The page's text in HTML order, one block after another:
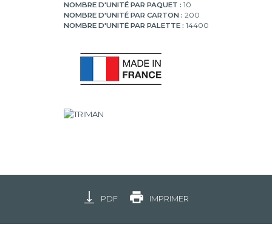
NOMBRE D'UNITÉ PAR PAQUET : 10
NOMBRE D'UNITÉ PAR CARTON : 200
NOMBRE D'UNITÉ PAR PALETTE : 14400
PDF IMPRIMER